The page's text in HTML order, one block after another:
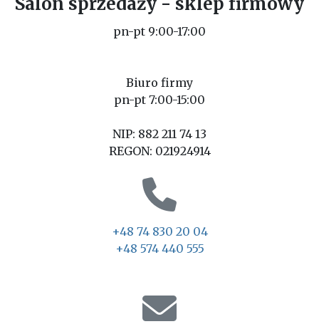
pn-pt 9:00-17:00
Biuro firmy
pn-pt 7:00-15:00
NIP: 882 211 74 13
REGON: 021924914
+48 74 830 20 04
+48 574 440 555